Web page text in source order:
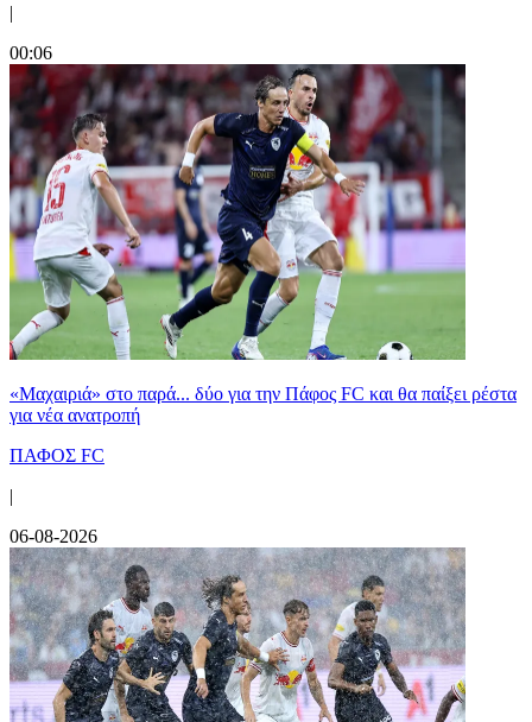
|
00:06
«Μαχαιριά» στο παρά... δύο για την Πάφος FC και θα παίξει ρέστα
για νέα ανατροπή
ΠΑΦΟΣ FC
|
06-08-2026